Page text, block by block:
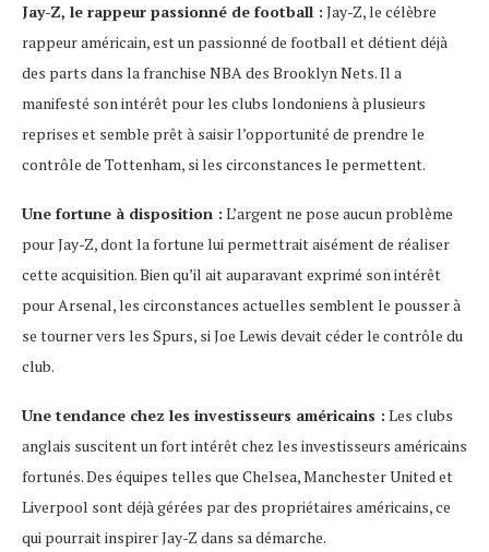
Jay-Z, le rappeur passionné de football : Jay-Z, le célèbre
rappeur américain, est un passionné de football et détient déjà
des parts dans la franchise NBA des Brooklyn Nets. Il a
manifesté son intérêt pour les clubs londoniens à plusieurs
reprises et semble prêt à saisir l’opportunité de prendre le
contrôle de Tottenham, si les circonstances le permettent.
Une fortune à disposition : L’argent ne pose aucun problème
pour Jay-Z, dont la fortune lui permettrait aisément de réaliser
cette acquisition. Bien qu’il ait auparavant exprimé son intérêt
pour Arsenal, les circonstances actuelles semblent le pousser à
se tourner vers les Spurs, si Joe Lewis devait céder le contrôle du
club.
Une tendance chez les investisseurs américains : Les clubs
anglais suscitent un fort intérêt chez les investisseurs américains
fortunés. Des équipes telles que Chelsea, Manchester United et
Liverpool sont déjà gérées par des propriétaires américains, ce
qui pourrait inspirer Jay-Z dans sa démarche.